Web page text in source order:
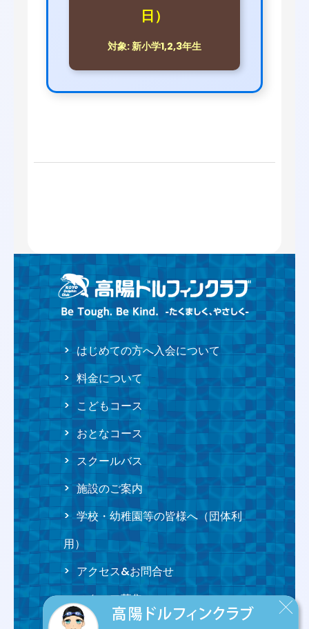
日）
対象: 新小学1,2,3年生
はじめての方へ入会について
料金について
こどもコース
おとなコース
スクールバス
施設のご案内
学校・幼稚園等の皆様へ（団体利
用）
アクセス&お問合せ
スタッフ募集